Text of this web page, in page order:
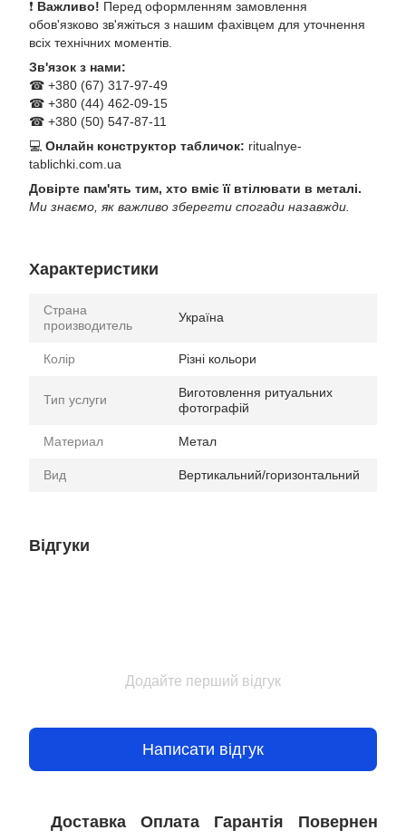
❗ Важливо! Перед оформленням замовлення
обов'язково зв'яжіться з нашим фахівцем для уточнення
всіх технічних моментів.
Зв'язок з нами:
☎ +380 (67) 317-97-49
☎ +380 (44) 462-09-15
☎ +380 (50) 547-87-11
💻 Онлайн конструктор табличок: ritualnye-
tablichki.com.ua
Довірте пам'ять тим, хто вміє її втілювати в металі.
Ми знаємо, як важливо зберегти спогади назавжди.
Характеристики
Страна
производитель
Україна
Колір Різні кольори
Тип услуги
Виготовлення ритуальних
фотографій
Материал Метал
Вид Вертикальний/горизонтальний
Відгуки
Додайте перший відгук
Написати відгук
Доставка Оплата Гарантія Повернення